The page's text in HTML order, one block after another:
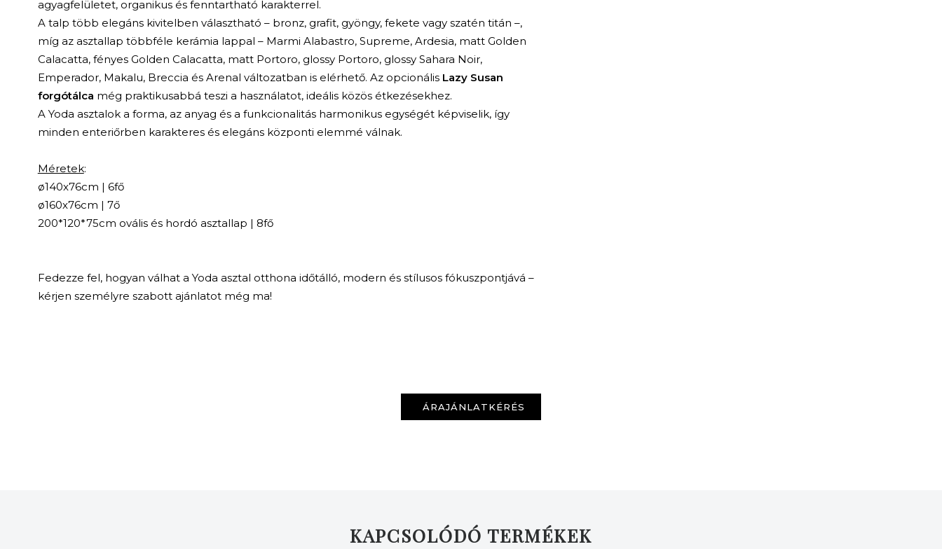
agyagfelületet, organikus és fenntartható karakterrel.
A talp több elegáns kivitelben választható – bronz, grafit, gyöngy, fekete vagy szatén titán –,
míg az asztallap többféle kerámia lappal – Marmi Alabastro, Supreme, Ardesia, matt Golden
Calacatta, fényes Golden Calacatta, matt Portoro, glossy Portoro, glossy Sahara Noir,
Emperador, Makalu, Breccia és Arenal változatban is elérhető. Az opcionális Lazy Susan
forgótálca még praktikusabbá teszi a használatot, ideális közös étkezésekhez.
A Yoda asztalok a forma, az anyag és a funkcionalitás harmonikus egységét képviselik, így
minden enteriőrben karakteres és elegáns központi elemmé válnak.
Méretek:
ø140x76cm | 6fő
ø160x76cm | 7ő
200*120*75cm ovális és hordó asztallap | 8fő
Fedezze fel, hogyan válhat a Yoda asztal otthona időtálló, modern és stílusos fókuszpontjává –
kérjen személyre szabott ajánlatot még ma!
ÁRAJÁNLATKÉRÉS
KAPCSOLÓDÓ TERMÉKEK